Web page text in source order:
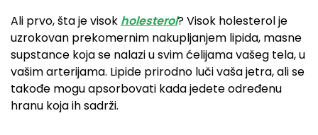
Ali prvo, šta je visok holesterol? Visok holesterol je
uzrokovan prekomernim nakupljanjem lipida, masne
supstance koja se nalazi u svim ćelijama vašeg tela, u
vašim arterijama. Lipide prirodno luči vaša jetra, ali se
takođe mogu apsorbovati kada jedete određenu
hranu koja ih sadrži.